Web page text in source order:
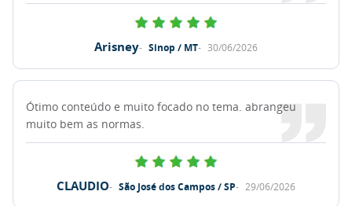
Arisney Sinop / MT 30/06/2026
Ótimo conteúdo e muito focado no tema. abrangeu
muito bem as normas.
CLAUDIO São José dos Campos / SP 29/06/2026